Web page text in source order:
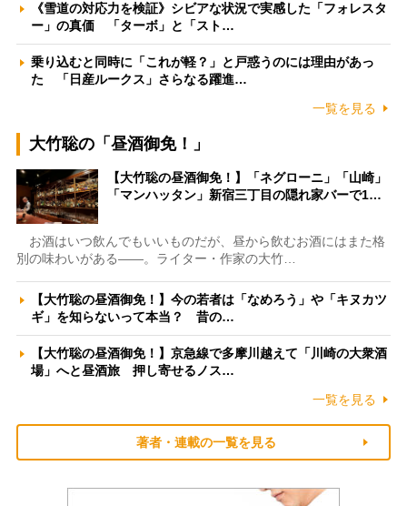
《雪道の対応力を検証》シビアな状況で実感した「フォレスタ
ー」の真価 「ターボ」と「スト…
乗り込むと同時に「これが軽？」と戸惑うのには理由があっ
た 「日産ルークス」さらなる躍進…
一覧を見る
大竹聡の「昼酒御免！」
【大竹聡の昼酒御免！】「ネグローニ」「山崎」
「マンハッタン」新宿三丁目の隠れ家バーで1…
お酒はいつ飲んでもいいものだが、昼から飲むお酒にはまた格
別の味わいがある――。ライター・作家の大竹…
【大竹聡の昼酒御免！】今の若者は「なめろう」や「キヌカツ
ギ」を知らないって本当？ 昔の…
【大竹聡の昼酒御免！】京急線で多摩川越えて「川崎の大衆酒
場」へと昼酒旅 押し寄せるノス…
一覧を見る
著者・連載の一覧を見る